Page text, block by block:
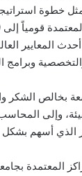
يمثل خطوة
أحدث المعايير
والتخصصية
بخالص الشكر
وإلى
الذي أسهم
المعتمدة